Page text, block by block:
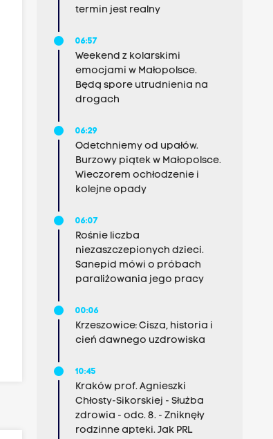
termin jest realny
06:57
Weekend z kolarskimi
emocjami w Małopolsce.
Będą spore utrudnienia na
drogach
06:29
Odetchniemy od upałów.
Burzowy piątek w Małopolsce.
Wieczorem ochłodzenie i
kolejne opady
06:07
Rośnie liczba
niezaszczepionych dzieci.
Sanepid mówi o próbach
paraliżowania jego pracy
00:06
Krzeszowice: Cisza, historia i
cień dawnego uzdrowiska
10:45
Kraków prof. Agnieszki
Chłosty-Sikorskiej - Służba
zdrowia - odc. 8. - Zniknęły
rodzinne apteki. Jak PRL